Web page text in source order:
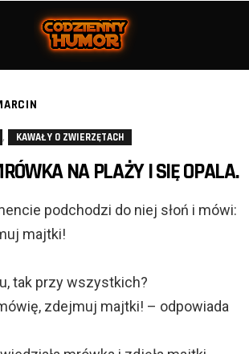
, KAWAŁY O ZWIERZĘTACH
NA PLAŻY I SIĘ OPALA.
podchodzi do niej słoń i mówi:
majtki!
tak przy wszystkich?
zdejmuj majtki! – odpowiada